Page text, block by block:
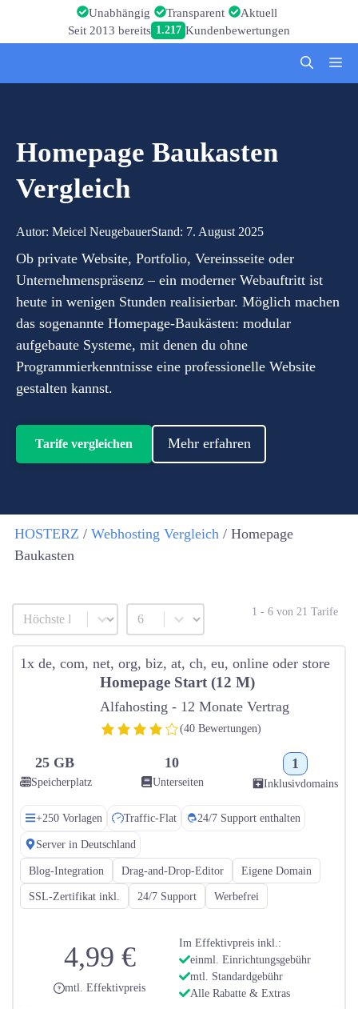
Unabhängig Transparent
Aktuell
Seit 2013 bereits 1.217 Kundenbewertungen
Homepage Baukasten
Vergleich
Autor: Meicel NeugebauerStand: 7. August 2025
Ob private Website, Portfolio, Vereinsseite oder
Unternehmenspräsenz – ein moderner Webauftritt ist
heute in wenigen Stunden realisierbar. Möglich machen
das sogenannte Homepage-Baukästen: modular
aufgebaute Systeme, mit denen du ohne
Programmierkenntnisse eine professionelle Website
gestalten kannst.
Tarife vergleichen Mehr erfahren
HOSTERZ / Webhosting Vergleich / Homepage
Baukasten
Webhosting_Sortierung
Sort content Select number per page1 - 6 von 21 Tarife
1x de, com, net, org, biz, at, ch, eu, online oder store
Homepage Start (12 M)
Alfahosting - 12 Monate Vertrag
(40 Bewertungen)
25 GB
Speicherplatz
10
Unterseiten
1
Inklusivdomains
+250 Vorlagen Traffic-Flat 24/7 Support enthalten
Server in Deutschland
Blog-Integration Drag-and-Drop-Editor
Eigene Domain
SSL-Zertifikat inkl.
24/7 Support Werbefrei
4,99 €
mtl. Effektivpreis
Im Effektivpreis inkl.:
einml. Einrichtungsgebühr
mtl. Standardgebühr
Alle Rabatte & Extras